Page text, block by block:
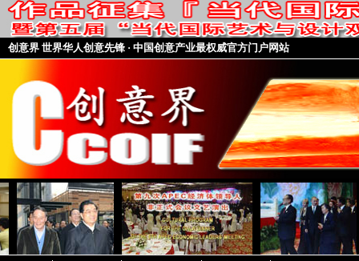
创意界 世界华人创意先锋 · 中国创意产业最权威官方门户网站
·
作品征集公告：第六届当代国际艺
术与设计双年展GSSP金曦奖大赛-暨
【当代国际艺术与设计数字典藏馆】
·
获奖名单公布：第五届【当代国际
艺术与设计双年展】GSSP金曦奖国